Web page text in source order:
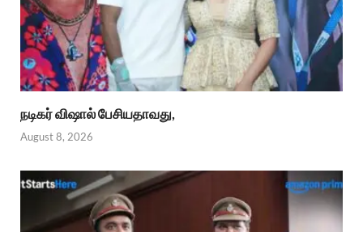
நடிகர் விஷால் பேசியதாவது,
August 8, 2026